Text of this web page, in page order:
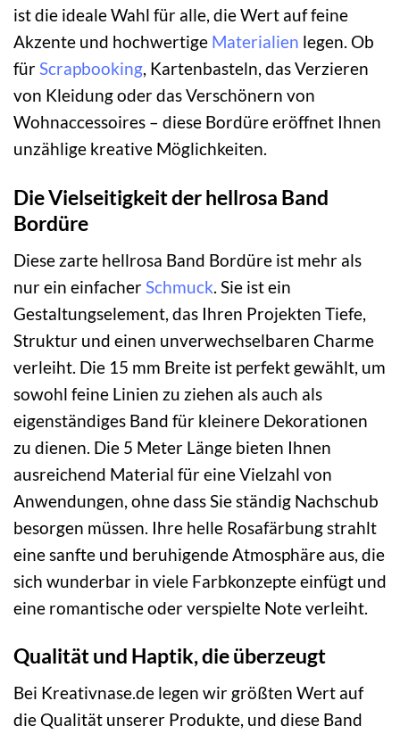
ist die ideale Wahl für alle, die Wert auf feine
Akzente und hochwertige Materialien legen. Ob
fürScrapbooking, Kartenbasteln, das Verzieren
von Kleidung oder das Verschönern von
Wohnaccessoires – diese Bordüre eröffnet Ihnen
unzählige kreative Möglichkeiten.
Die Vielseitigkeit der hellrosa Band
Bordüre
Diese zarte hellrosa Band Bordüre ist mehr als
nur ein einfacher Schmuck . Sie ist ein
Gestaltungselement, das Ihren Projekten Tiefe,
Struktur und einen unverwechselbaren Charme
verleiht. Die 15 mm Breite ist perfekt gewählt, um
sowohl feine Linien zu ziehen als auch als
eigenständiges Band für kleinere Dekorationen
zu dienen. Die 5 Meter Länge bieten Ihnen
ausreichend Material für eine Vielzahl von
Anwendungen, ohne dass Sie ständig Nachschub
besorgen müssen. Ihre helle Rosafärbung strahlt
eine sanfte und beruhigende Atmosphäre aus, die
sich wunderbar in viele Farbkonzepte einfügt und
eine romantische oder verspielte Note verleiht.
Qualität und Haptik, die überzeugt
Bei Kreativnase.de legen wir größten Wert auf
die Qualität unserer Produkte, und diese Band